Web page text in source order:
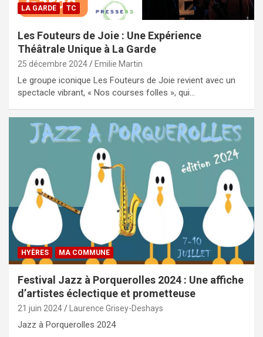
LA GARDE TC
Les Fouteurs de Joie : Une Expérience
Théâtrale Unique à La Garde
25 décembre 2024 Emilie Martin
Le groupe iconique Les Fouteurs de Joie revient avec un
spectacle vibrant, « Nos courses folles », qui…
HYÈRES MA COMMUNE
Festival Jazz à Porquerolles 2024 : Une affiche
d’artistes éclectique et prometteuse
21 juin 2024 Laurence Grisey-Deshays
Jazz à Porquerolles 2024